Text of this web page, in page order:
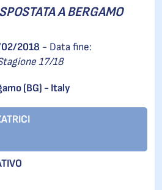
A BERGAMO
2018 - Data fine:
17/18
(BG) - Italy